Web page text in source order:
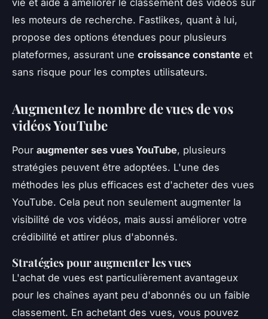
les moteurs de recherche. Fastlikes, quant à lui,
propose des options étendues pour plusieurs
plateformes, assurant une croissance constante et
sans risque pour les comptes utilisateurs.
Augmentez le nombre de vues de vos
vidéos YouTube
Pour augmenter ses vues YouTube, plusieurs
stratégies peuvent être adoptées. L'une des
méthodes les plus efficaces est d'acheter des vues
YouTube. Cela peut non seulement augmenter la
visibilité de vos vidéos, mais aussi améliorer votre
crédibilité et attirer plus d'abonnés.
Stratégies pour augmenter les vues
L'achat de vues est particulièrement avantageux
pour les chaînes ayant peu d'abonnés ou un faible
classement. En achetant des vues, vous pouvez